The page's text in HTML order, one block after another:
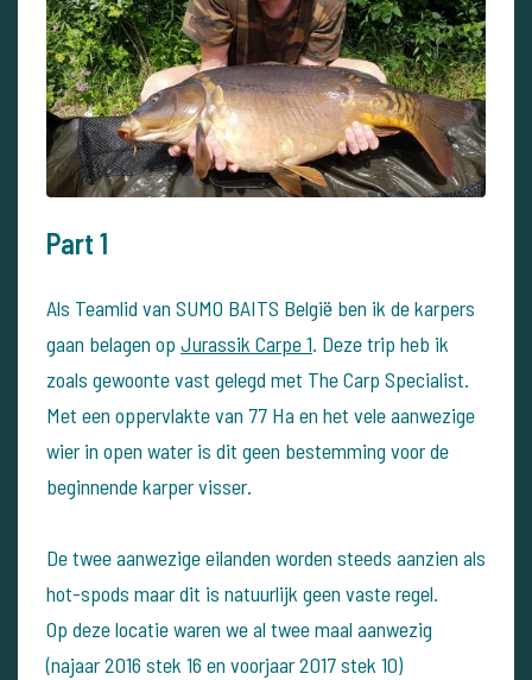
Part 1
Als Teamlid van SUMO BAITS België ben ik de karpers
gaan belagen op Jurassik Carpe 1. Deze trip heb ik
zoals gewoonte vast gelegd met The Carp Specialist.
Met een oppervlakte van 77 Ha en het vele aanwezige
wier in open water is dit geen bestemming voor de
beginnende karper visser.
De twee aanwezige eilanden worden steeds aanzien als
hot-spods maar dit is natuurlijk geen vaste regel.
Op deze locatie waren we al twee maal aanwezig
(najaar 2016 stek 16 en voorjaar 2017 stek 10)